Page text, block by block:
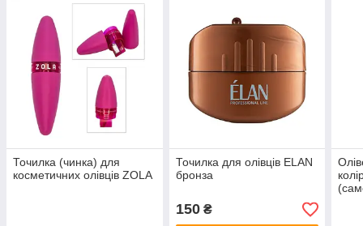
Точилка (чинка) для
косметичних олівців ZOLA
Точилка для олівців ELAN
бронза
150₴